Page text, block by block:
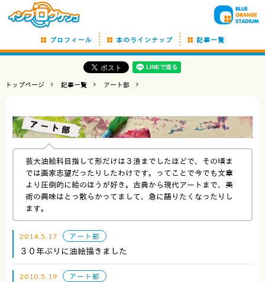
プロフィール 本のラインナップ 記事一覧
トップページ 記事一覧 アート部
芸大油絵科目指して形だけは３浪までしたほどで、その頃ま
では画家志望だったりしたわけです。ってことで今でも文章
より圧倒的に絵のほうが好き。古典から現代アートまで、美
術の興味はとっ散らかってまして、急に語りたくなったりし
ます。
2014.5.17 アート部
３０年ぶりに油絵描きました
2010.5.19 アート部